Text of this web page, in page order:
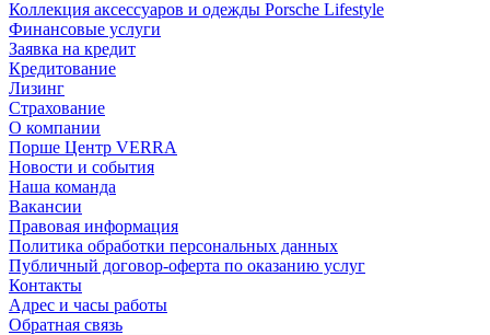
Коллекция аксессуаров и одежды Porsche Lifestyle
Финансовые услуги
Заявка на кредит
Кредитование
Лизинг
Страхование
О компании
Порше Центр VERRA
Новости и события
Наша команда
Вакансии
Правовая информация
Политика обработки персональных данных
Публичный договор-оферта по оказанию услуг
Контакты
Адрес и часы работы
Обратная связь